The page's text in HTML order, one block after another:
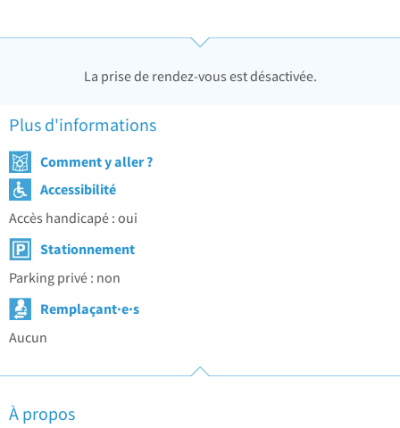
La prise de rendez-vous est désactivée.
Plus d'informations
Comment y aller ?
Accessibilité
Accès handicapé : oui
Stationnement
Parking privé : non
Remplaçant·e·s
Aucun
À propos